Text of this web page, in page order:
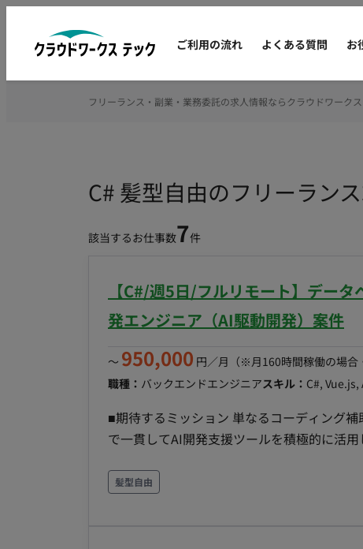
ご利用の流れ よくある質問 お
C# 髪型自由のフリーラン
該当するお仕事数7件
【C#/週5日/フルリモート】デー
発エンジニア（AI駆動開発）案件
〜 950,000 円／月 （※月160時間稼働の場合
職種： バックエンドエンジニアスキル： C#,
■期待するミッション 単なるコーディング
で一貫してAI開発支援ツールを積極的に活
計、開発、テストをご担当いただきます。
ポーネント開発 ・バックエンド開発：C#
髪型自由
フリーランス・副業・業務委託の求人情報ならクラウドワーク